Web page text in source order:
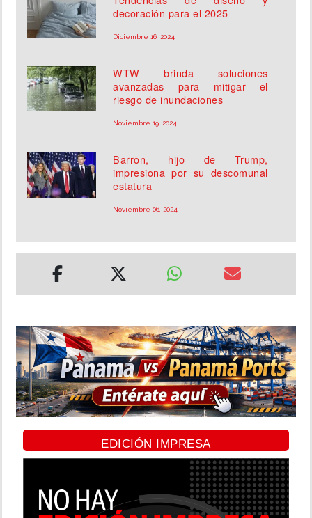
decoración para el 2025
Diciembre 16, 2024
WTW brinda soluciones
avanzadas para mitigar el
riesgo de inundaciones
Noviembre 19, 2024
Barron, hijo de Trump,
impresiona por su descomunal
estatura
Noviembre 06, 2024
EDICIÓN IMPRESA